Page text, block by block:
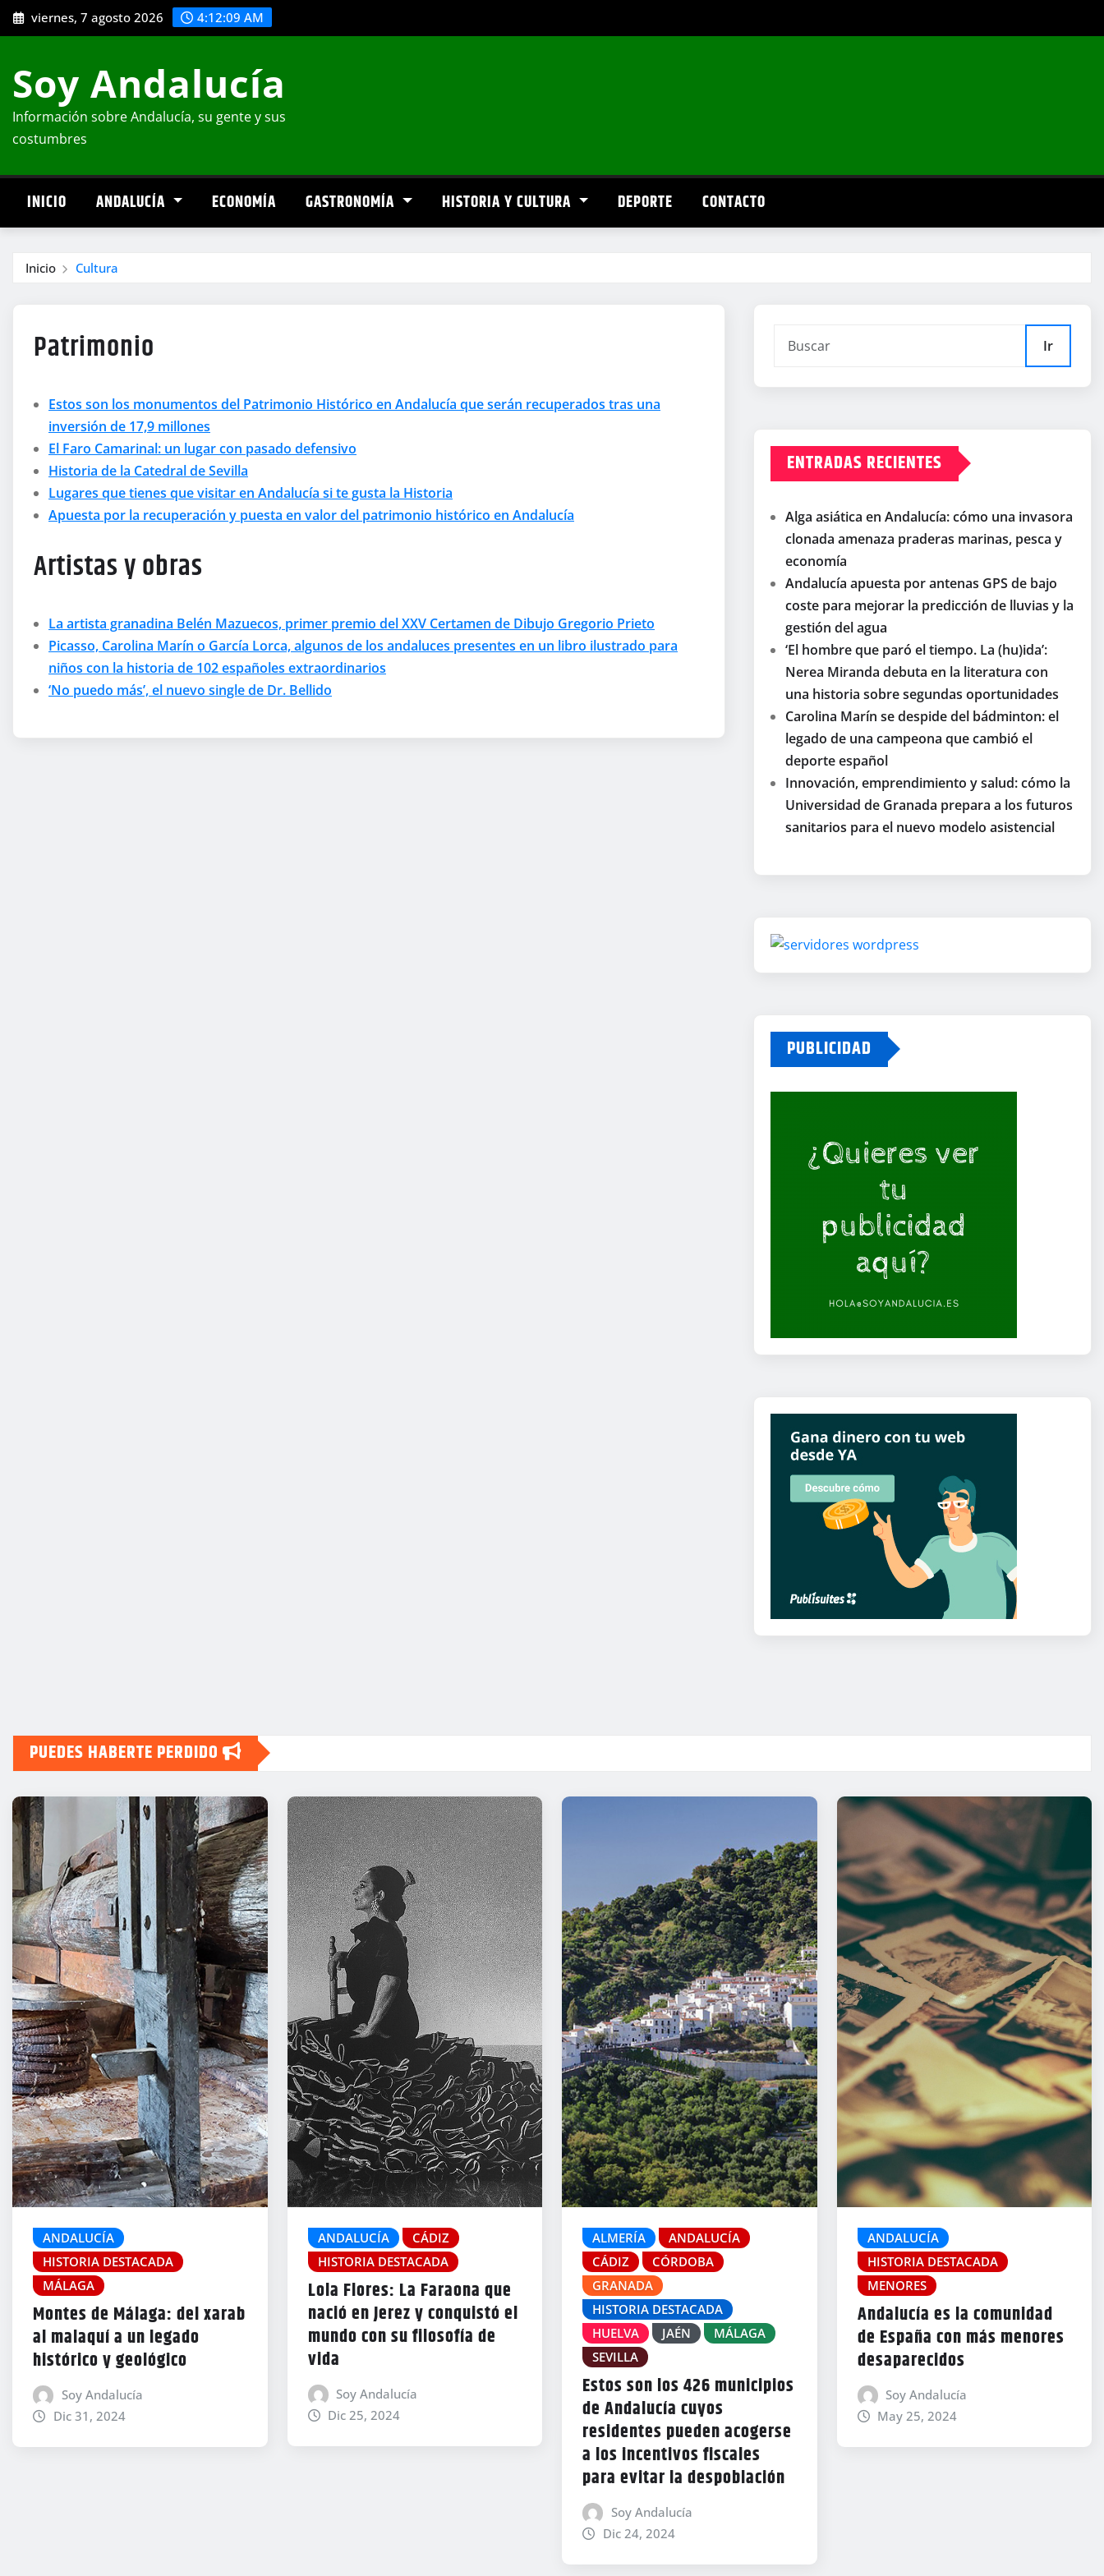
Saltar
al
viernes, 7 agosto 2026 4:12:10 AM
Soy Andalucía
Información sobre Andalucía, su gente y sus
costumbres
INICIO ANDALUCÍA ECONOMÍA GASTRONOMÍA HISTORIA Y CULTURA DEPORTE CONTACTO
Inicio Cultura
Patrimonio
Estos son los monumentos del Patrimonio Histórico en Andalucía que serán recuperados tras una
inversión de 17,9 millones
El Faro Camarinal: un lugar con pasado defensivo
Historia de la Catedral de Sevilla
Lugares que tienes que visitar en Andalucía si te gusta la Historia
Apuesta por la recuperación y puesta en valor del patrimonio histórico en Andalucía
Artistas y obras
La artista granadina Belén Mazuecos, primer premio del XXV Certamen de Dibujo Gregorio Prieto
Picasso, Carolina Marín o García Lorca, algunos de los andaluces presentes en un libro ilustrado para
niños con la historia de 102 españoles extraordinarios
‘No puedo más’, el nuevo single de Dr. Bellido
Ir
ENTRADAS RECIENTES
Alga asiática en Andalucía: cómo una invasora
clonada amenaza praderas marinas, pesca y
economía
Andalucía apuesta por antenas GPS de bajo
coste para mejorar la predicción de lluvias y la
gestión del agua
‘El hombre que paró el tiempo. La (hu)ida’:
Nerea Miranda debuta en la literatura con
una historia sobre segundas oportunidades
Carolina Marín se despide del bádminton: el
legado de una campeona que cambió el
deporte español
Innovación, emprendimiento y salud: cómo la
Universidad de Granada prepara a los futuros
sanitarios para el nuevo modelo asistencial
PUBLICIDAD
PUEDES HABERTE PERDIDO
ANDALUCÍA
HISTORIA DESTACADA
MÁLAGA
Montes de Málaga: del xarab
al malaquí a un legado
histórico y geológico
Soy Andalucía
Dic 31, 2024
ANDALUCÍA
CÁDIZ
HISTORIA DESTACADA
Lola Flores: La Faraona que
nació en Jerez y conquistó el
mundo con su filosofía de
vida
Soy Andalucía
Dic 25, 2024
ALMERÍA
ANDALUCÍA
CÁDIZ
CÓRDOBA
GRANADA
HISTORIA DESTACADA
HUELVA
JAÉN
MÁLAGA
SEVILLA
Estos son los 426 municipios
de Andalucía cuyos
residentes pueden acogerse
a los incentivos fiscales
para evitar la despoblación
Soy Andalucía
Dic 24, 2024
ANDALUCÍA
HISTORIA DESTACADA
MENORES
Andalucía es la comunidad
de España con más menores
desaparecidos
Soy Andalucía
May 25, 2024